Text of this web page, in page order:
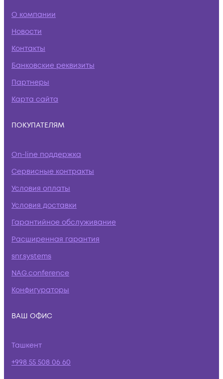
О компании
Новости
Контакты
Банковские реквизиты
Партнеры
Карта сайта
ПОКУПАТЕЛЯМ
On-line поддержка
Сервисные контракты
Условия оплаты
Условия доставки
Гарантийное обслуживание
Расширенная гарантия
snr.systems
NAG.conference
Конфигураторы
ВАШ ОФИС
Ташкент
+998 55 508 06 60